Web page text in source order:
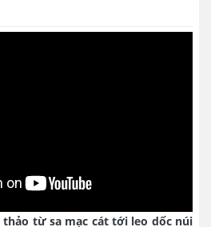
thảo từ sa mạc cát tới leo dốc núi